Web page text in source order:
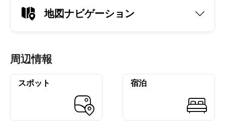
地図ナビゲーション
周辺情報
スポット 宿泊